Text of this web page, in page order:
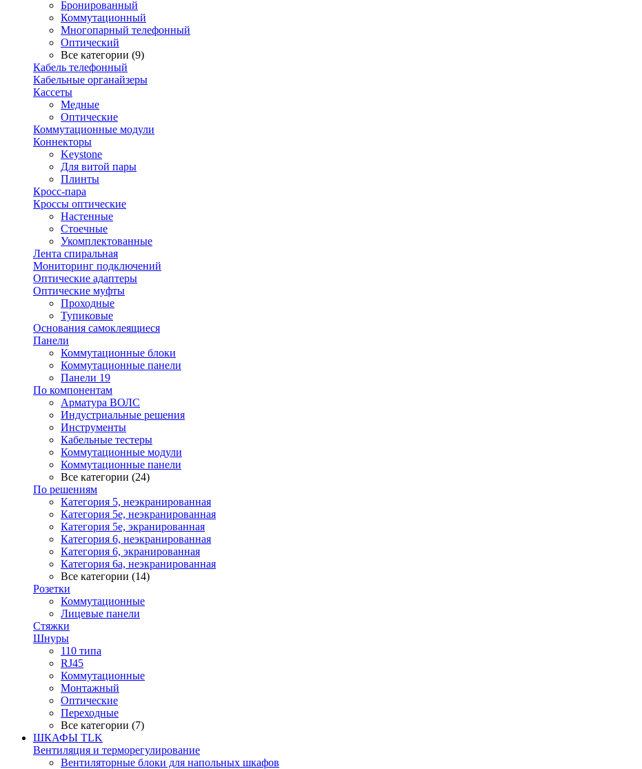
Бронированный
Коммутационный
Многопарный телефонный
Оптический
Все категории (9)
Кабель телефонный
Кабельные органайзеры
Кассеты
Медные
Оптические
Коммутационные модули
Коннекторы
Keystone
Для витой пары
Плинты
Кросс-пара
Кроссы оптические
Настенные
Стоечные
Укомплектованные
Лента спиральная
Мониторинг подключений
Оптические адаптеры
Оптические муфты
Проходные
Тупиковые
Основания самоклеящиеся
Панели
Коммутационные блоки
Коммутационные панели
Панели 19
По компонентам
Арматура ВОЛС
Индустриальные решения
Инструменты
Кабельные тестеры
Коммутационные модули
Коммутационные панели
Все категории (24)
По решениям
Категория 5, неэкранированная
Категория 5е, неэкранированная
Категория 5е, экранированная
Категория 6, неэкранированная
Категория 6, экранированная
Категория 6а, неэкранированная
Все категории (14)
Розетки
Коммутационные
Лицевые панели
Стяжки
Шнуры
110 типа
RJ45
Коммутационные
Монтажный
Оптические
Переходные
Все категории (7)
ШКАФЫ TLK
Вентиляция и терморегулирование
Вентиляторные блоки для напольных шкафов